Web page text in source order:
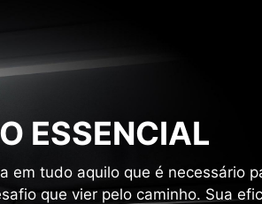
ESSENCIAL
em tudo aquilo que é necessário
que vier pelo caminho. Sua